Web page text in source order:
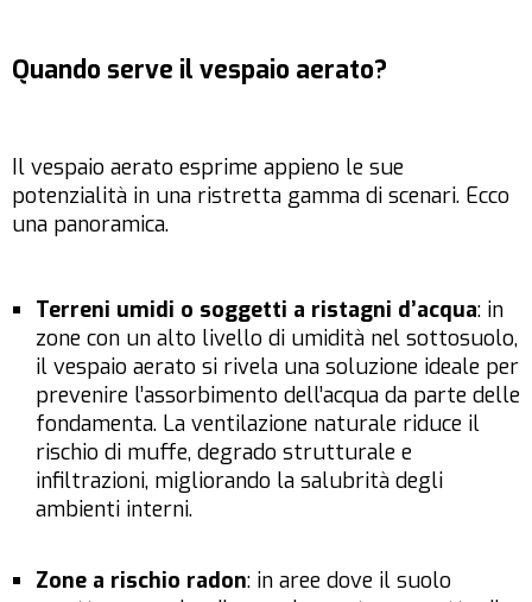
Quando serve il vespaio aerato?
Il vespaio aerato esprime appieno le sue
potenzialità in una ristretta gamma di scenari. Ecco
una panoramica.
Terreni umidi o soggetti a ristagni d’acqua: in
zone con un alto livello di umidità nel sottosuolo,
il vespaio aerato si rivela una soluzione ideale per
prevenire l’assorbimento dell’acqua da parte delle
fondamenta. La ventilazione naturale riduce il
rischio di muffe, degrado strutturale e
infiltrazioni, migliorando la salubrità degli
ambienti interni.
Zone a rischio radon: in aree dove il suolo